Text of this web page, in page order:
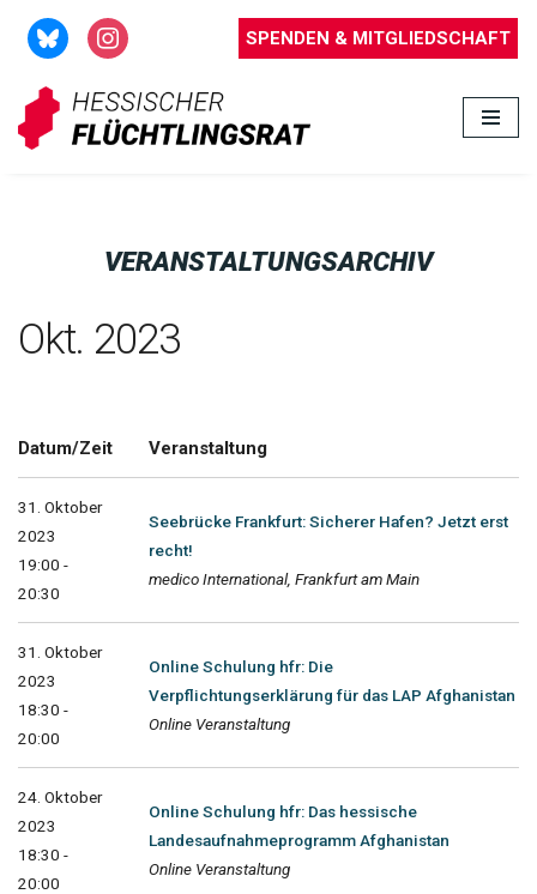
Zum
Inhalt
springen
SPENDEN & MITGLIEDSCHAFT
VERANSTALTUNGSARCHIV
Okt. 2023
Datum/Zeit Veranstaltung
31. Oktober
2023
19:00 -
20:30
Seebrücke Frankfurt: Sicherer Hafen? Jetzt erst
recht!
medico International, Frankfurt am Main
31. Oktober
2023
18:30 -
20:00
Online Schulung hfr: Die
Verpflichtungserklärung für das LAP Afghanistan
Online Veranstaltung
24. Oktober
2023
18:30 -
20:00
Online Schulung hfr: Das hessische
Landesaufnahmeprogramm Afghanistan
Online Veranstaltung